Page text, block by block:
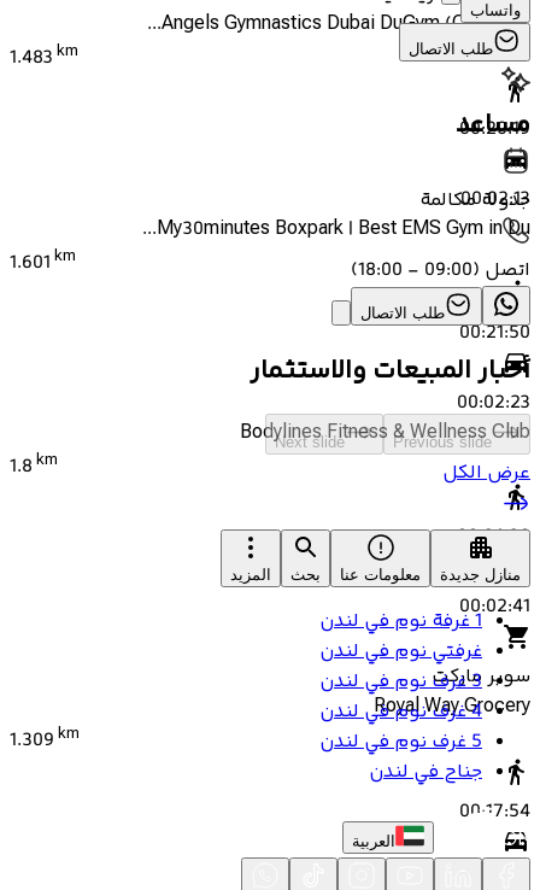
Angels Gymnastics Dubai DuGym (City Walk...
1.483 km
00:20:19
00:02:13
My30minutes Boxpark | Best EMS Gym in Du...
1.601 km
00:21:50
00:02:23
Bodylines Fitness & Wellness Club
1.8 km
00:24:38
00:02:41
سوبر ماركت
Royal Way Grocery
1.309 km
00:17:54
واتساب
طلب الاتصال
مساعد
جدولة مكالمة
اتصل (
09:00 - 18:00
)
طلب الاتصال
أخبار المبيعات والاستثمار
Previous slide
Next slide
عرض الكل
منازل جديدة معلومات عنا بحث المزيد
1 غرفة نوم في لندن
غرفتي نوم في لندن
3 غرف نوم في لندن
4 غرف نوم في لندن
5 غرف نوم في لندن
جناح في لندن
العربية